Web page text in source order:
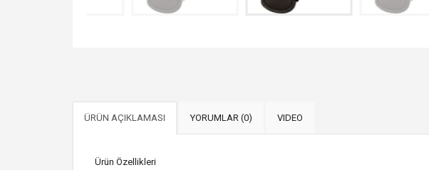
ÜRÜN AÇIKLAMASI YORUMLAR (0) VIDEO
Ürün Özellikleri